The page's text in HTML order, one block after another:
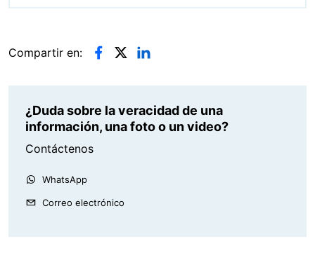
Compartir en:
¿Duda sobre la veracidad de una
información, una foto o un video?
Contáctenos
WhatsApp
Correo electrónico